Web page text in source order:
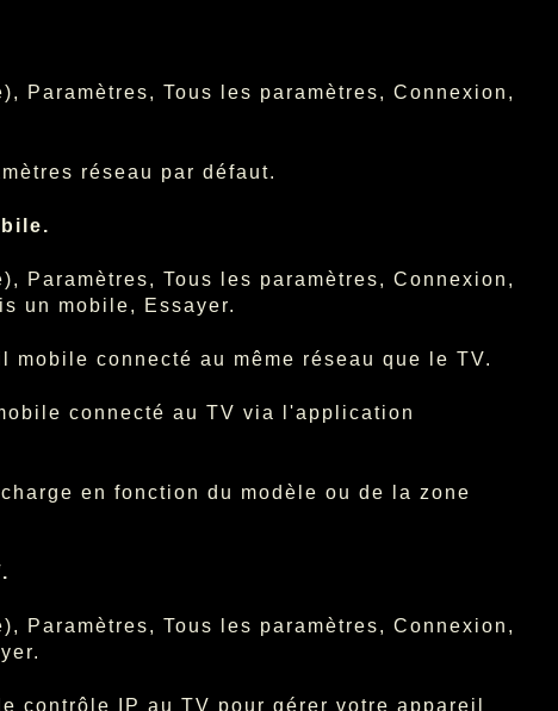
Paramètres, Tous les paramètres, Connexion,
réseau par défaut.
Paramètres, Tous les paramètres, Connexion,
un mobile, Essayer.
connecté au même réseau que le TV.
connecté au TV via l'application
en fonction du modèle ou de la zone
Paramètres, Tous les paramètres, Connexion,
contrôle IP au TV pour gérer votre appareil